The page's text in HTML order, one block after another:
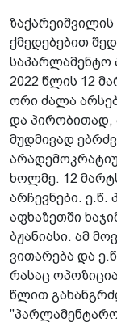
ქმედებებით
საპარლამენტო
2022 წლის 12
ორი ძალა
და პირობითად,
მუდმივად
ხოლმე. 12
არჩევნები.
აფხაზეთში
ბჟანიასი. ამ
ვითარება და
რასაც
წლით